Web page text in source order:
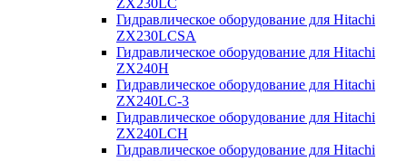
ZX230LC
Гидравлическое оборудование для Hitachi
ZX230LCSA
Гидравлическое оборудование для Hitachi
ZX240H
Гидравлическое оборудование для Hitachi
ZX240LC-3
Гидравлическое оборудование для Hitachi
ZX240LCH
Гидравлическое оборудование для Hitachi